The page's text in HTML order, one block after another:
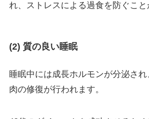
れ、ストレスによる過食を防ぐこと
(2) 質の良い睡眠
睡眠中には成長ホルモンが分泌さ
肉の修復が行われます。